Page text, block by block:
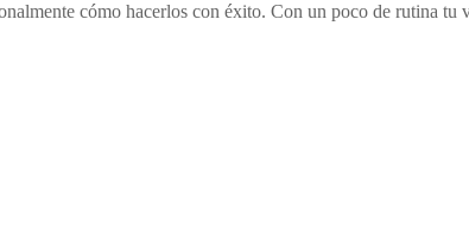
cómo hacerlos con éxito. Con un poco de rutina tu